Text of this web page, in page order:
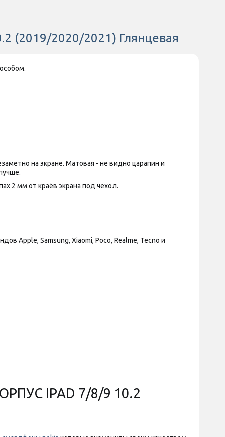
(2019/2020/2021) Глянцевая
на экране. Матовая - не видно царапин и
2 мм от краёв экрана под чехол.
Apple, Samsung, Xiaomi, Poco, Realme, Tecno и
IPAD 7/8/9 10.2